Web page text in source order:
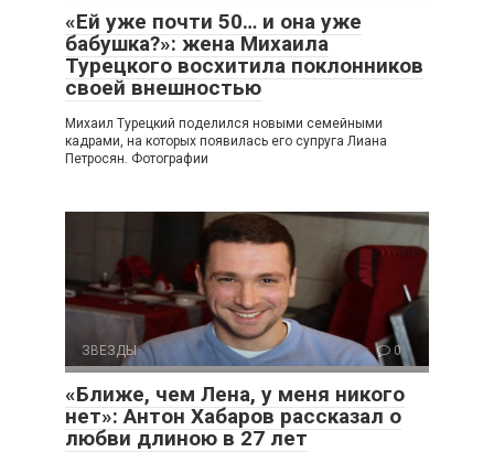
«Ей уже почти 50… и она уже
бабушка?»: жена Михаила
Турецкого восхитила поклонников
своей внешностью
Михаил Турецкий поделился новыми семейными
кадрами, на которых появилась его супруга Лиана
Петросян. Фотографии
ЗВЕЗДЫ 0
«Ближе, чем Лена, у меня никого
нет»: Антон Хабаров рассказал о
любви длиною в 27 лет